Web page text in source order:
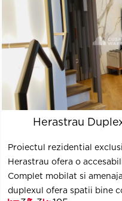
Herastrau
Proiectul rezidential
Herastrau ofera o
Complet mobilat si
duplexul ofera spatii bine